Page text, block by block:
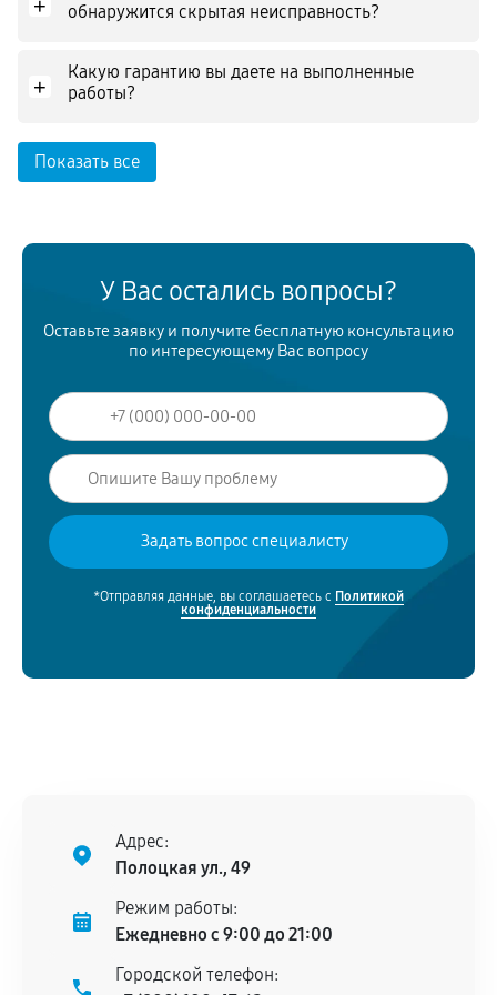
+
обнаружится скрытая неисправность?
+
Какую гарантию вы даете на выполненные
работы?
Показать все
У Вас остались вопросы?
Оставьте заявку и получите бесплатную консультацию
по интересующему Вас вопросу
*Отправляя данные, вы соглашаетесь с Политикой
конфиденциальности
Адрес:
Полоцкая ул., 49
Режим работы:
Ежедневно с 9:00 до 21:00
Городской телефон: